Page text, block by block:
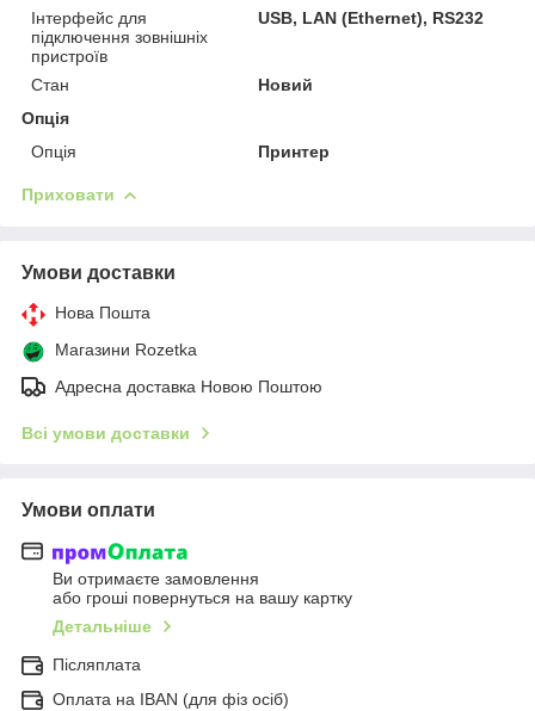
Інтерфейс для
підключення зовнішніх
пристроїв
USB, LAN (Ethernet), RS232
Стан
Новий
Опція
Опція
Принтер
Приховати
Умови доставки
Нова Пошта
Магазини Rozetka
Адресна доставка Новою Поштою
Всі умови доставки
Умови оплати
Ви отримаєте замовлення
або гроші повернуться на вашу картку
Детальніше
Післяплата
Оплата на IBAN (для фіз осіб)